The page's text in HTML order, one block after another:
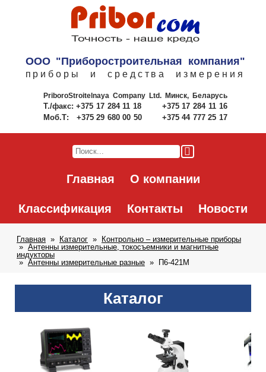
ООО "Приборостроительная компания"
приборы и средства измерения
PriboroStroitelnaya Company Ltd.Минск, Беларусь
Т./факс: +375 17 284 11 18
+375 17 284 11 16
Моб.Т:
+375 29 680 00 50 +375 44 777 25 17
Главная О компании
Классификация Контакты Новости
Главная Каталог
Контрольно – измерительные приборы
Антенны измерительные, токосъемники и магнитные
индукторы
Антенны измерительные разные
П6-421М
Каталог